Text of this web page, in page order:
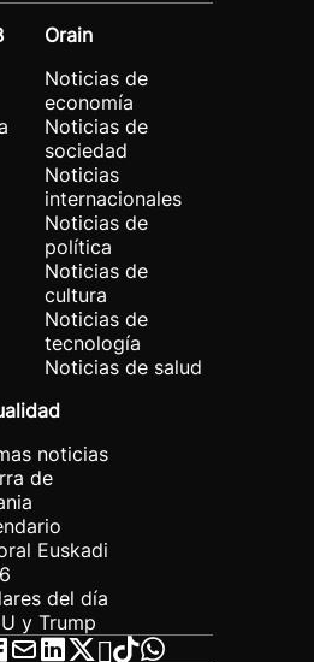
Orain
Noticias de
economía
Noticias de
sociedad
Noticias
internacionales
Noticias de
política
Noticias de
cultura
Noticias de
tecnología
Noticias de salud
noticias
de
Euskadi
del día
y Trump